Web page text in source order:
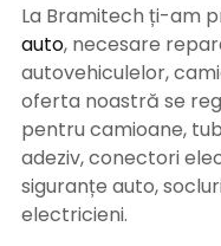
La Bramitech ți-am
auto, necesare
autovehiculelor,
oferta noastră se
pentru camioane,
adeziv, conectori
siguranțe auto,
electricieni.